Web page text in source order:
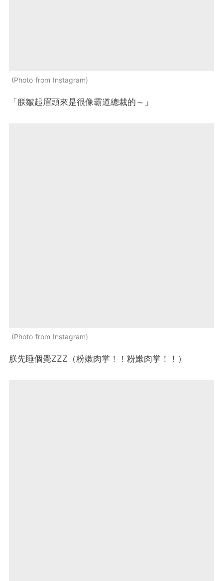
Photo from Instagram
「朕皺起眉頭來是很像霸道總裁的～」
Photo from Instagram
朕先睡個覺ZZZ（粉嫰肉掌！！粉嫰肉掌！！）